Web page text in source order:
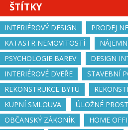
ŠTÍTKY
INTERIÉROVÝ DESIGN
PRODEJ
KATASTR NEMOVITOSTÍ
PSYCHOLOGIE BAREV
DESIGN
INTERIÉROVÉ DVEŘE
STAVEBNÍ
REKONSTRUKCE BYTU
KUPNÍ SMLOUVA
ÚLOŽNÉ
OBČANSKÝ ZÁKONÍK
HOME